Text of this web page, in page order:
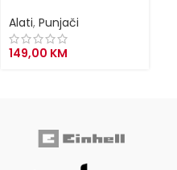
Alati, Punjači
149,00 KM